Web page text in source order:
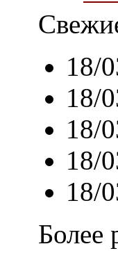
18/
18/
18/
18/
18/
Более